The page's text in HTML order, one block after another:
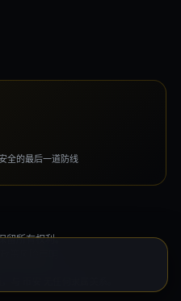
全的最后一道防线
留所有权利。